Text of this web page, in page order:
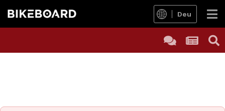
Deu